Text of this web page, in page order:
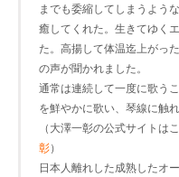
までも委縮してしまうよう
癒してくれた。生きてゆく
た。高揚して体温迄上がっ
の声が聞かれました。
通常は連続して一度に歌う
を鮮やかに歌い、琴線に触
（大澤一彰の公式サイトは
彰）
日本人離れした成熟したオ